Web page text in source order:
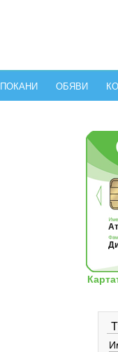
ОБЯВИ